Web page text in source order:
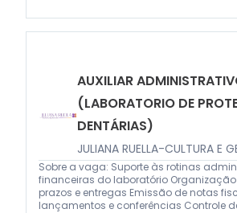
AUXILIAR
(LABORATORIO DE
DENTÁRIAS)
JULIANA RUELLA-CULTURA E
Sobre a vaga: Suporte às rotinas
financeiras do laboratório
prazos e entregas Emissão de notas
lançamentos e conferências Controle